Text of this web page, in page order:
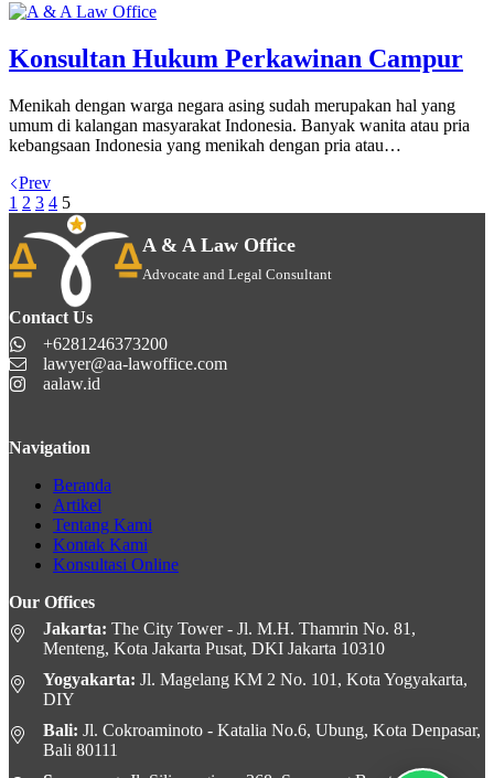
Konsultan Hukum Perkawinan Campur
Menikah dengan warga negara asing sudah merupakan hal yang
umum di kalangan masyarakat Indonesia. Banyak wanita atau pria
kebangsaan Indonesia yang menikah dengan pria atau…
Prev
1 2 3 4 5
A & A Law Office
Advocate and Legal Consultant
Contact Us
+6281246373200
lawyer@aa-lawoffice.com
aalaw.id
Navigation
Beranda
Artikel
Tentang Kami
Kontak Kami
Konsultasi Online
Our Offices
Jakarta: The City Tower - Jl. M.H. Thamrin No. 81,
Menteng, Kota Jakarta Pusat, DKI Jakarta 10310
Yogyakarta: Jl. Magelang KM 2 No. 101, Kota Yogyakarta,
DIY
Bali: Jl. Cokroaminoto - Katalia No.6, Ubung, Kota Denpasar,
Bali 80111